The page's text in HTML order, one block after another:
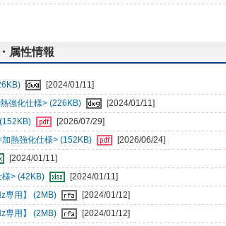
属性情報
[2024/01/11]
強化仕様> (226KB)
[2024/01/11]
[2026/07/29]
熱強化仕様> (152KB)
[2026/06/24]
[2024/01/11]
様> (42KB)
[2024/01/11]
専用】 (2MB)
[2024/01/12]
専用】 (2MB)
[2024/01/12]